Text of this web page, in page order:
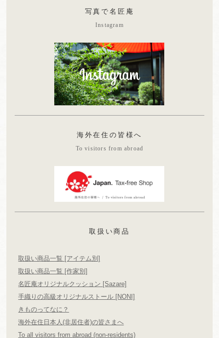
写真で名匠庵
Instagram
海外在住の皆様へ
To visitors from abroad
取扱い商品
取扱い商品一覧 [アイテム別]
取扱い商品一覧 [作家別]
名匠庵オリジナルクッション [Sazare]
手織りの高級オリジナルストール [NONI]
きものってなに？
海外在住日本人(非居住者)の皆さまへ
To all visitors from abroad (non-residents)